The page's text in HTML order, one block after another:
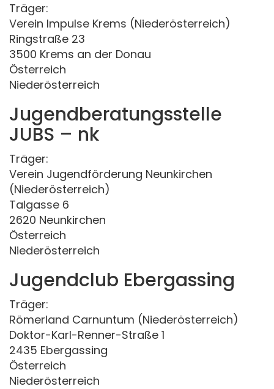
Träger:
Verein Impulse Krems (Niederösterreich)
Ringstraße 23
3500 Krems an der Donau
Österreich
Niederösterreich
Jugendberatungsstelle
JUBS – nk
Träger:
Verein Jugendförderung Neunkirchen
(Niederösterreich)
Talgasse 6
2620 Neunkirchen
Österreich
Niederösterreich
Jugendclub Ebergassing
Träger:
Römerland Carnuntum (Niederösterreich)
Doktor-Karl-Renner-Straße 1
2435 Ebergassing
Österreich
Niederösterreich